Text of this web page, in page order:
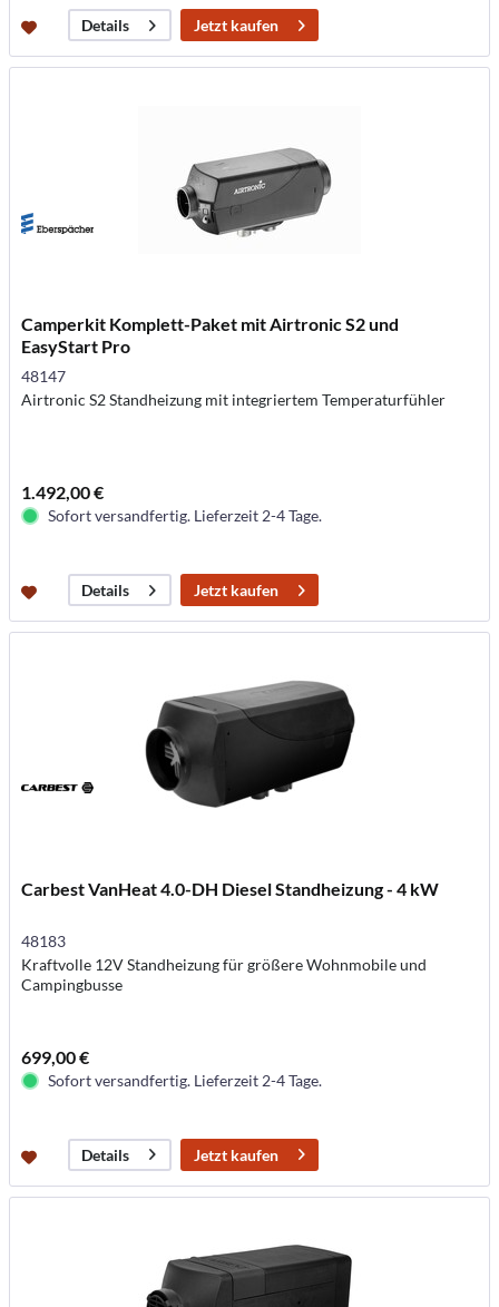
Details Jetzt kaufen
Camperkit Komplett-Paket mit Airtronic S2 und
EasyStart Pro
48147
Airtronic S2 Standheizung mit integriertem Temperaturfühler
1.492,00 €
Sofort versandfertig. Lieferzeit 2-4 Tage.
Details Jetzt kaufen
Carbest VanHeat 4.0-DH Diesel Standheizung - 4 kW
48183
Kraftvolle 12V Standheizung für größere Wohnmobile und
Campingbusse
699,00 €
Sofort versandfertig. Lieferzeit 2-4 Tage.
Details Jetzt kaufen